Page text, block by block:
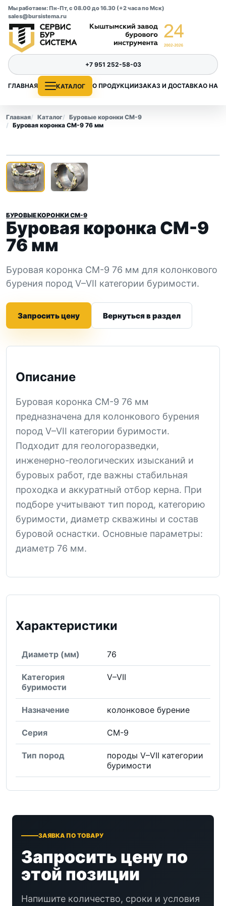
Мы работаем: Пн-Пт, с 08.00 до 16.30 (+2 часа по Мск)
sales@bursistema.ru
ГЛАВНАЯ КАТАЛОГ О ПРОДУКЦИИЗАКАЗ И ДОСТАВКАО НАС
+7 951 252-58-03
Главная Каталог
Буровые коронки СМ-9
Буровая коронка СМ-9 76 мм
‹ ›
БУРОВЫЕ КОРОНКИ СМ-9
Буровая коронка СМ-9
76 мм
Буровая коронка СМ-9 76 мм для колонкового
бурения пород V–VII категории буримости.
Запросить цену Вернуться в раздел
Описание
Буровая коронка СМ-9 76 мм
предназначена для колонкового бурения
пород V–VII категории буримости.
Подходит для геологоразведки,
инженерно-геологических изысканий и
буровых работ, где важны стабильная
проходка и аккуратный отбор керна. При
подборе учитывают тип пород, категорию
буримости, диаметр скважины и состав
буровой оснастки. Основные параметры:
диаметр 76 мм.
Характеристики
Диаметр (мм) 76
Категория
буримости
V–VII
Назначение колонковое бурение
Серия СМ-9
Тип пород
породы V–VII категории
буримости
ЗАЯВКА ПО ТОВАРУ
Запросить цену по
этой позиции
Напишите количество, сроки и условия